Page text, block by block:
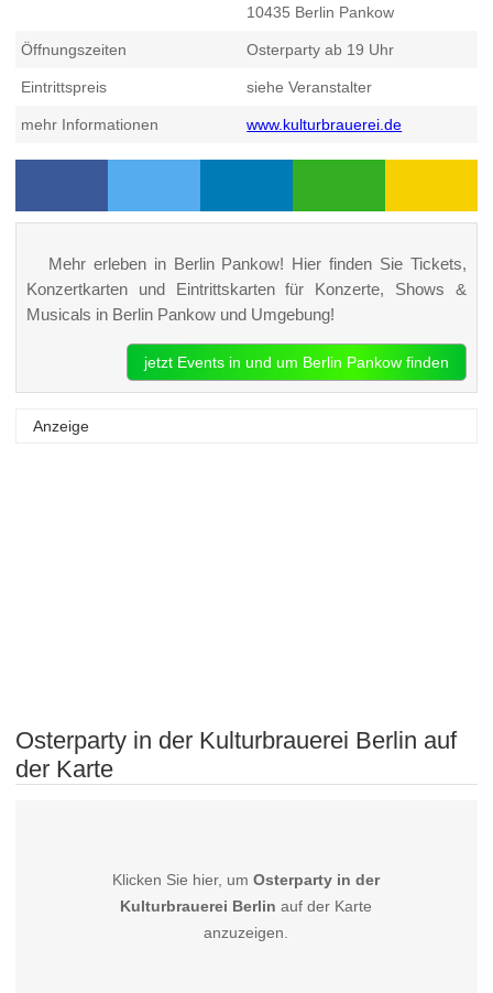
10435 Berlin Pankow
Öffnungszeiten Osterparty ab 19 Uhr
Eintrittspreis siehe Veranstalter
mehr Informationen www.kulturbrauerei.de
Mehr erleben in Berlin Pankow! Hier finden Sie Tickets,
Konzertkarten und Eintrittskarten für Konzerte, Shows &
Musicals in Berlin Pankow und Umgebung!
jetzt Events in und um Berlin Pankow finden
Anzeige
Osterparty in der Kulturbrauerei Berlin auf
der Karte
Klicken Sie hier, umOsterparty in der
Kulturbrauerei Berlin auf der Karte
anzuzeigen.